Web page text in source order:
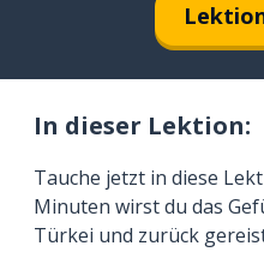
In dieser Lektion:
Tauche jetzt in diese
Minuten wirst du das
Türkei und zurück